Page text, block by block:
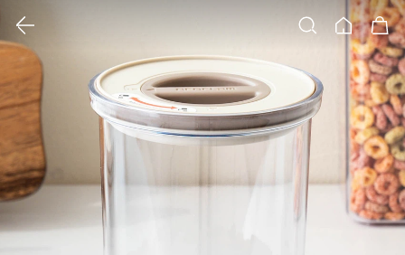
장바구니